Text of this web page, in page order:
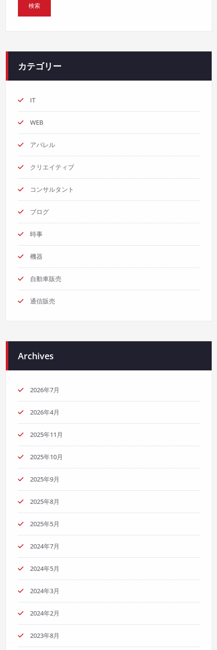
カテゴリー
IT
WEB
アパレル
クリエイティブ
コンサルタント
ブログ
時事
機器
自動車販売
通信販売
Archives
2026年7月
2026年4月
2025年11月
2025年10月
2025年9月
2025年8月
2025年5月
2024年7月
2024年5月
2024年3月
2024年2月
2023年8月